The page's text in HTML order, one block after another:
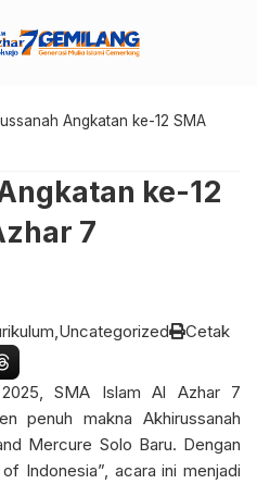
Angkatan ke-12 SMA
ke-12
7
Uncategorized
Cetak
SMA Islam Al Azhar 7
penuh makna Akhirussanah
Mercure Solo Baru. Dengan
Indonesia”, acara ini menjadi